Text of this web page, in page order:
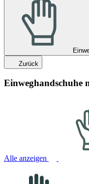
Zurück
Einweghandschuhe
Alle anzeigen